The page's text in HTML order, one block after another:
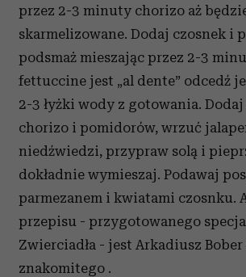
przez 2-3 minuty chorizo aż
skarmelizowane. Dodaj czosnek i
podsmaż mieszając przez 2-3
fettuccine jest „al dente” odcedź
2-3 łyżki wody z gotowania.
chorizo i pomidorów, wrzuć
niedźwiedzi, przypraw solą i
dokładnie wymieszaj. Podawaj
parmezanem i kwiatami czosnku.
przepisu - przygotowanego
Zwierciadła - jest Arkadiusz
znakomitego .